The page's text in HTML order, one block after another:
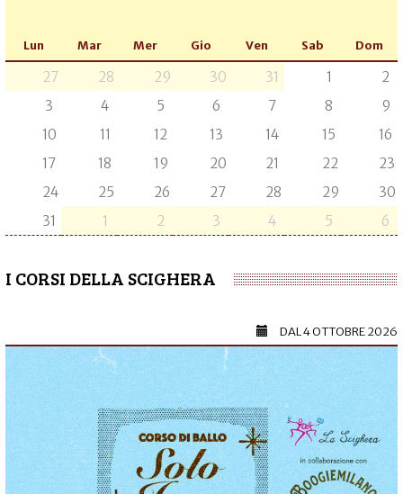
Lun Mar Mer Gio Ven Sab Dom
27 28 29 30 31 1
2
3
4 5 6 7 8
9
10
11 12 13 14 15
16
17
18 19 20 21 22
23
24
25 26 27 28 29
30
31
1 2 3 4 5 6
I CORSI DELLA SCIGHERA
DAL4 OTTOBRE 2026